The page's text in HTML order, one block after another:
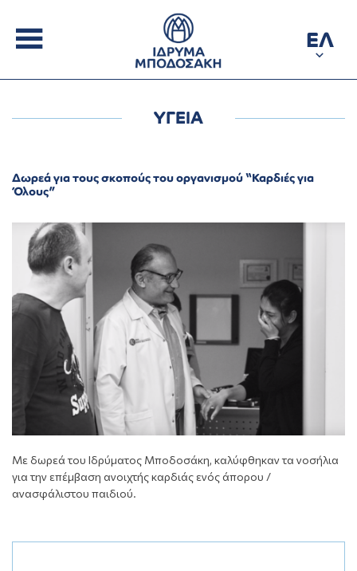
ΕΛ
ΥΓΕΙΑ
Δωρεά για τους σκοπούς του οργανισμού “Καρδιές για
Όλους”
Με δωρεά του Ιδρύματος Μποδοσάκη, καλύφθηκαν τα νοσήλια
για την επέμβαση ανοιχτής καρδιάς ενός άπορου /
ανασφάλιστου παιδιού.